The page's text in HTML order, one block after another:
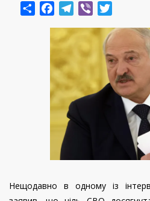
ShareFacebookTelegram
Viber
Нещодавно в одному із